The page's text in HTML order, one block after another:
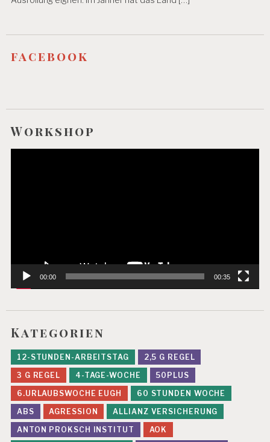
facebook
Workshop
00:00 00:35
Kategorien
12-STUNDEN-ARBEITSTAG
2,5 G REGEL
3 G REGEL
4-TAGE-WOCHE
50PLUS
6.URLAUBSWOCHE EUGH
60 STUNDEN WOCHE
ABS
AGRESSION
ALLIANZ VERSICHERUNG
ANTON PROKSCH INSTITUT
AOK